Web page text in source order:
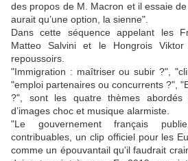
des propos de M. Macron et il essaie de
aurait qu’une option, la sienne".
Dans cette séquence appelant les
Matteo Salvini et le Hongrois
repoussoirs.
"Immigration : maîtriser ou subir ?",
"emploi partenaires ou concurrents ?",
?", sont les quatre thèmes
d’images choc et musique alarmiste.
"Le gouvernement français
contribuables, un clip officiel pour les
comme un épouvantail qu'il faudrait